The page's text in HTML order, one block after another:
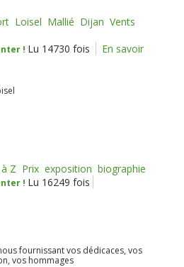
Loisel Mallié Dijan Vents
! Lu 14730 fois
En savoir
Z Prix exposition biographie
! Lu 16249 fois
fournissant vos dédicaces, vos
vos hommages